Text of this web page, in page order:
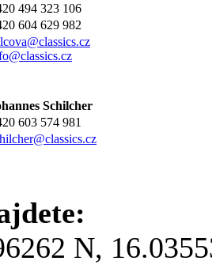
494 323 106
604 629 982
Schilcher
603 574 981
N,